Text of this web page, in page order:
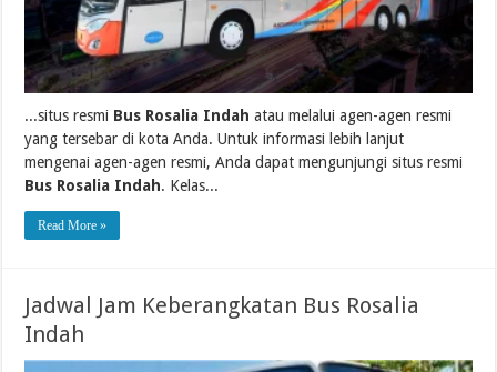
...situs resmi Bus Rosalia Indah atau melalui agen-agen resmi
yang tersebar di kota Anda. Untuk informasi lebih lanjut
mengenai agen-agen resmi, Anda dapat mengunjungi situs resmi
Bus Rosalia Indah. Kelas...
Read More »
Jadwal Jam Keberangkatan Bus Rosalia
Indah